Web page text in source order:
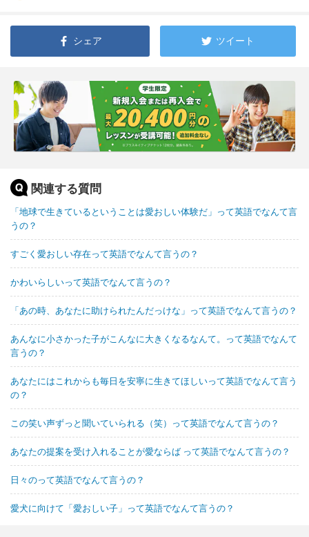
シェア ツイート
関連する質問
「地球で生きているということは愛おしい体験だ」って英語でなんて言
うの？
すごく愛おしい存在って英語でなんて言うの？
かわいらしいって英語でなんて言うの？
「あの時、あなたに助けられたんだっけな」って英語でなんて言うの？
あんなに小さかった子がこんなに大きくなるなんて。って英語でなんて
言うの？
あなたにはこれからも毎日を安寧に生きてほしいって英語でなんて言う
の？
この笑い声ずっと聞いていられる（笑）って英語でなんて言うの？
あなたの提案を受け入れることが愛ならば って英語でなんて言うの？
日々のって英語でなんて言うの？
愛犬に向けて「愛おしい子」って英語でなんて言うの？